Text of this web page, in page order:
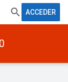
ACCEDER